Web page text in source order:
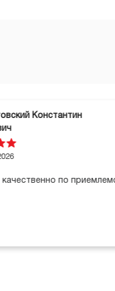
Константин
по